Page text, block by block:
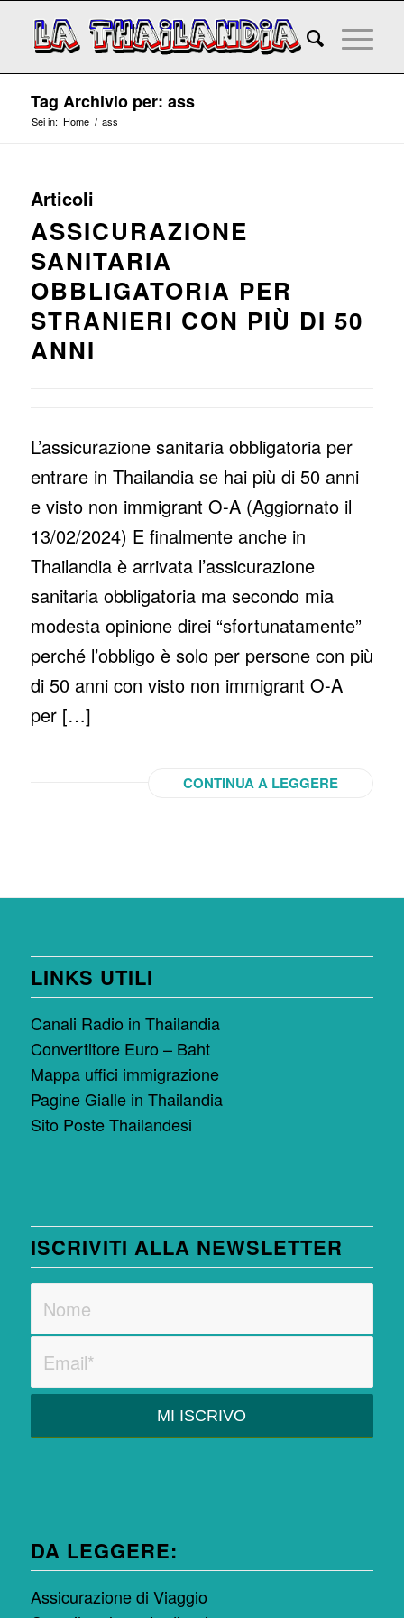
Tag Archivio per: ass
Sei in: Home / ass
Articoli
ASSICURAZIONE
SANITARIA
OBBLIGATORIA PER
STRANIERI CON PIÙ DI 50
ANNI
L’assicurazione sanitaria obbligatoria per
entrare in Thailandia se hai più di 50 anni
e visto non immigrant O-A (Aggiornato il
13/02/2024) E finalmente anche in
Thailandia è arrivata l’assicurazione
sanitaria obbligatoria ma secondo mia
modesta opinione direi “sfortunatamente”
perché l’obbligo è solo per persone con più
di 50 anni con visto non immigrant O-A
per […]
CONTINUA A LEGGERE
LINKS UTILI
Canali Radio in Thailandia
Convertitore Euro – Baht
Mappa uffici immigrazione
Pagine Gialle in Thailandia
Sito Poste Thailandesi
ISCRIVITI ALLA NEWSLETTER
DA LEGGERE:
Assicurazione di Viaggio